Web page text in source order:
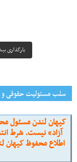
بارگذاری
سلب مسئولیت حقوقی و
کیهان لندن مسئول
آزاد» نیست. شرط
اطلاع محفوظ